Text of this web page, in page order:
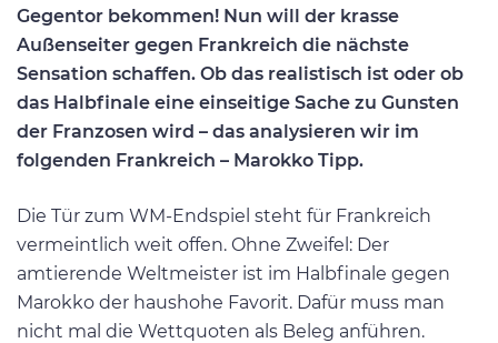
Gegentor bekommen! Nun will der krasse
Außenseiter gegen Frankreich die nächste
Sensation schaffen. Ob das realistisch ist oder ob
das Halbfinale eine einseitige Sache zu Gunsten
der Franzosen wird – das analysieren wir im
folgenden Frankreich – Marokko Tipp.
Die Tür zum WM-Endspiel steht für Frankreich
vermeintlich weit offen. Ohne Zweifel: Der
amtierende Weltmeister ist im Halbfinale gegen
Marokko der haushohe Favorit. Dafür muss man
nicht mal die Wettquoten als Beleg anführen.